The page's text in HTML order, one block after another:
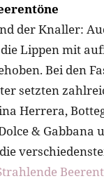
der Knaller:
Lippen mit
Bei den
setzten
Herrera,
& Gabbana